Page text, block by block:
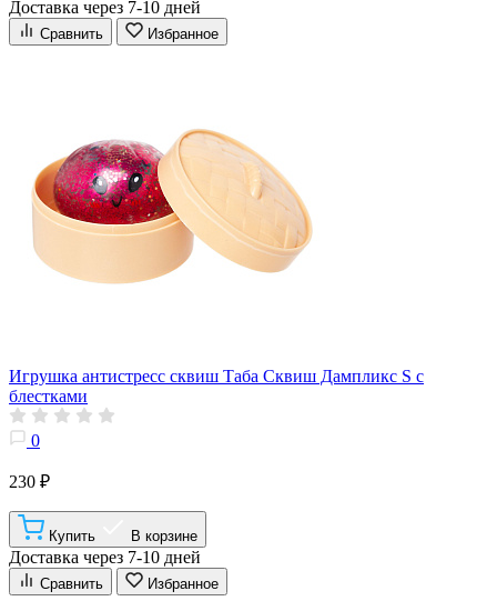
Доставка через 7-10 дней
Сравнить Избранное
Игрушка антистресс сквиш Таба Сквиш Дампликс S с
блестками
0
230 ₽
Купить В корзине
Доставка через 7-10 дней
Сравнить Избранное